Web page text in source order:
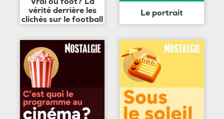
vérité derrière les
clichés sur le football
Le portrait